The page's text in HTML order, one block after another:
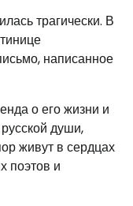
трагически. В
написанное
о его жизни и
души,
живут в сердцах
поэтов и